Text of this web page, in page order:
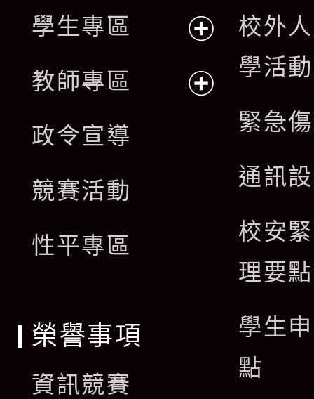
單
選
單
學生專區
開
教師專區
政令宣導
競賽活動
性平專區
校外
學活
緊急
通訊
校安
理要點
學生
點
榮譽事項
資訊競賽